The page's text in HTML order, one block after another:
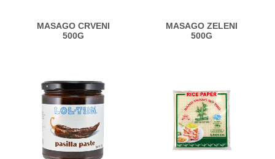
MASAGO CRVENI
500G
MASAGO ZELENI
500G